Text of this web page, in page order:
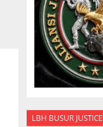
LBH BUSUR JUSTICE